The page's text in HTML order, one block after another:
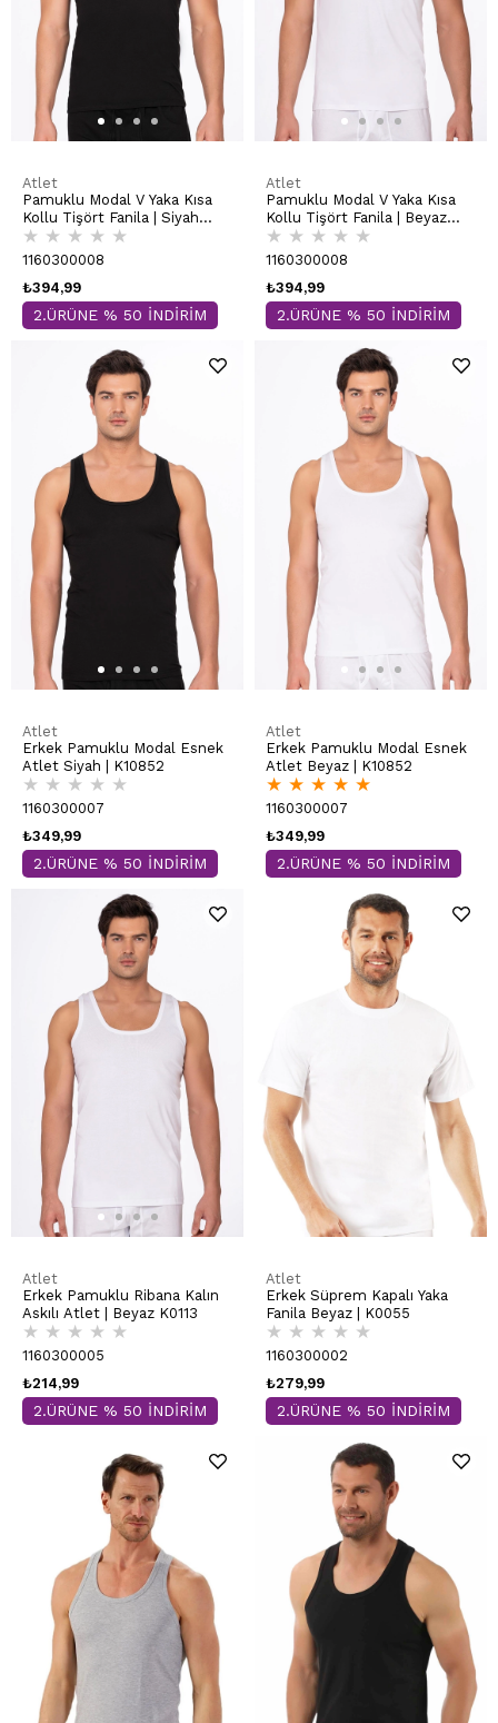
Atlet
Pamuklu Modal V Yaka Kısa
Kollu Tişört Fanila | Siyah
K11143
★ ★ ★ ★ ★
1160300008
₺394,99
2.ÜRÜNE % 50 İNDİRİM
Atlet
Pamuklu Modal V Yaka Kısa
Kollu Tişört Fanila | Beyaz
K11143
★ ★ ★ ★ ★
1160300008
₺394,99
2.ÜRÜNE % 50 İNDİRİM
Atlet
Erkek Pamuklu Modal Esnek
Atlet Siyah | K10852
★ ★ ★ ★ ★
1160300007
₺349,99
2.ÜRÜNE % 50 İNDİRİM
Atlet
Erkek Pamuklu Modal Esnek
Atlet Beyaz | K10852
★ ★ ★ ★ ★
1160300007
₺349,99
2.ÜRÜNE % 50 İNDİRİM
Atlet
Erkek Pamuklu Ribana Kalın
Askılı Atlet | Beyaz K0113
★ ★ ★ ★ ★
1160300005
₺214,99
2.ÜRÜNE % 50 İNDİRİM
Atlet
Erkek Süprem Kapalı Yaka
Fanila Beyaz | K0055
★ ★ ★ ★ ★
1160300002
₺279,99
2.ÜRÜNE % 50 İNDİRİM